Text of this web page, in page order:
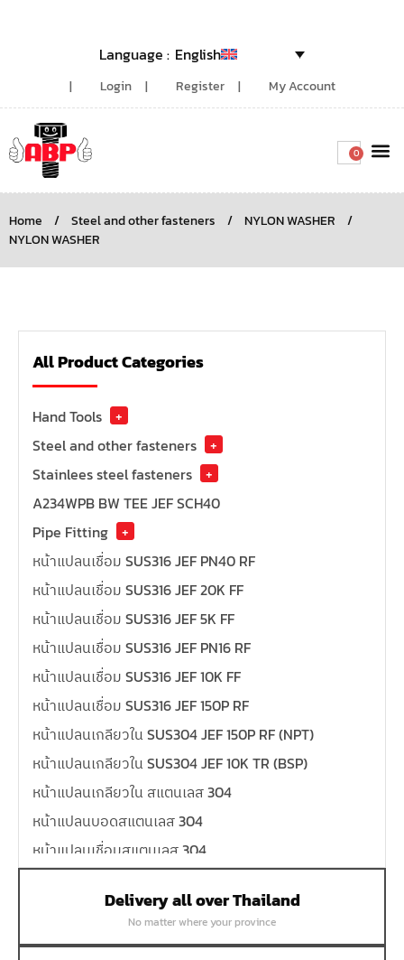
English
Login Register My Account
0
Home / Steel and other fasteners / NYLON WASHER
/
NYLON WASHER
All Product Categories
Hand Tools
+
Steel and other fasteners
+
Stainlees steel fasteners
+
A234WPB BW TEE JEF SCH40
Pipe Fitting
+
หน้าแปลนเชื่อม SUS316 JEF PN40 RF
หน้าแปลนเชื่อม SUS316 JEF 20K FF
หน้าแปลนเชื่อม SUS316 JEF 5K FF
หน้าแปลนเชื่อม SUS316 JEF PN16 RF
หน้าแปลนเชื่อม SUS316 JEF 10K FF
หน้าแปลนเชื่อม SUS316 JEF 150P RF
หน้าแปลนเกลียวใน SUS304 JEF 150P RF (NPT)
หน้าแปลนเกลียวใน SUS304 JEF 10K TR (BSP)
หน้าแปลนเกลียวใน สแตนเลส 304
หน้าแปลนบอดสแตนเลส 304
หน้าแปลนเชื่อมสแตนเลส 304
หน้าแปลนเหล็กคอสูงDelivery all over Thailand
No matter where your province